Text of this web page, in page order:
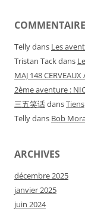
Tellydans Les
Tristan Tackdans
MAJ 148
2ème aventure :
三五笑话dans
Tellydans Bob
ARCHIVES
décembre 2025
janvier 2025
juin 2024